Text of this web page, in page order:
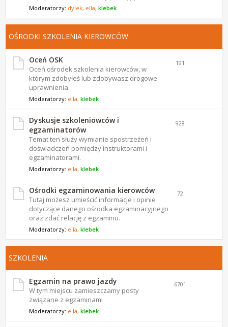
Moderatorzy: dylek, ella,klebek
OŚRODKI SZKOLENIA KIEROWCÓW
Oceń OSK
Oceń ośrodek szkolenia kierowców, w
którym zdobyłeś lub zdobywasz drogowe
uprawnienia.
Moderatorzy: ella,klebek
191
Dyskusje szkoleniowców i
egzaminatorów
Temat ten służy wymianie spostrzeżeń i
doświadczeń pomiędzy instruktorami i
egzaminatorami.
Moderatorzy: ella,klebek
928
Ośrodki egzaminowania kierowców
Tutaj możesz umieścić informacje i opinie
dotyczące danego ośrodka egzaminacyjnego
oraz zdać relację z egzaminu.
Moderatorzy: ella,klebek
72
SZKOLENIA
Egzamin na prawo jazdy
W tym miejscu zamieszczamy posty
związane z egzaminami
Moderatorzy: ella,klebek
6701